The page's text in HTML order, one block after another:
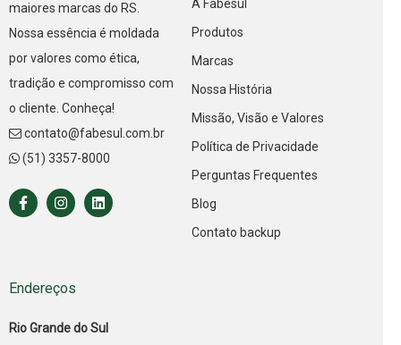
maiores marcas do RS.
Nossa essência é moldada
por valores como ética,
tradição e compromisso com
o cliente. Conheça!
contato@fabesul.com.br
(51) 3357-8000
A Fabesul
Produtos
Marcas
Nossa História
Missão, Visão e Valores
Política de Privacidade
Perguntas Frequentes
Blog
Contato backup
Endereços
Rio Grande do Sul